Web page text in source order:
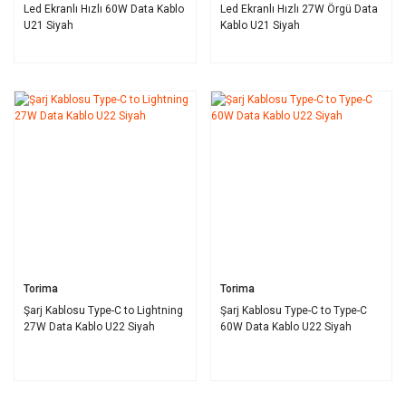
Led Ekranlı Hızlı 60W Data Kablo
U21 Siyah
Led Ekranlı Hızlı 27W Örgü Data
Kablo U21 Siyah
Torima
Şarj Kablosu Type-C to Lightning
27W Data Kablo U22 Siyah
Torima
Şarj Kablosu Type-C to Type-C
60W Data Kablo U22 Siyah